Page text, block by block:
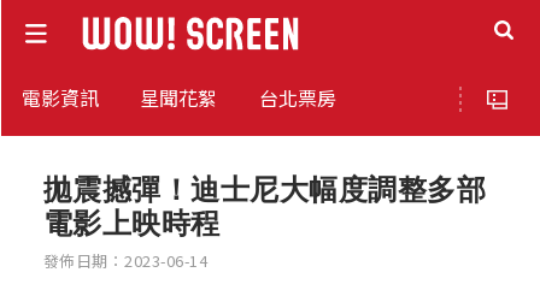
電影資訊 星聞花絮 台北票房
拋震撼彈！迪士尼大幅度調整多部
電影上映時程
發佈日期：2023-06-14